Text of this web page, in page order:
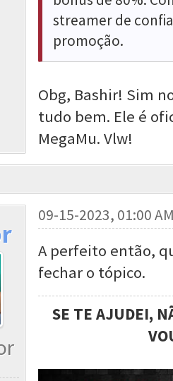
streamer de
promoção.
Obg, Bashir! Sim
tudo bem. Ele é
MegaMu. Vlw!
09-15-2023, 01:00
A perfeito então,
fechar o tópico.
SE TE AJUDEI,